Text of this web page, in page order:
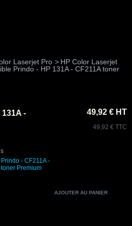
Laserjet Pro > HP Color Laserjet
Prindo - HP 131A - CF211A toner
-
- CF211A-
Premium
49,92 € HT
49,92 € TTC